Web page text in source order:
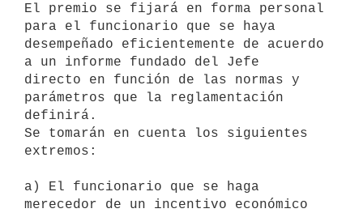
El premio se fijará en forma personal
para el funcionario que se haya
desempeñado eficientemente de acuerdo
a un informe fundado del Jefe
directo en función de las normas y
parámetros que la reglamentación
definirá.
Se tomarán en cuenta los siguientes
extremos:
a) El funcionario que se haga
merecedor de un incentivo económico